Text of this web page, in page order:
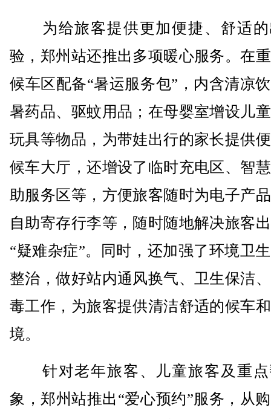
为给旅客提供更加便捷、舒适的
验，郑州站还推出多项暖心服务。在
候车区配备“暑运服务包”，内含清凉
暑药品、驱蚊用品；在母婴室增设儿
玩具等物品，为带娃出行的家长提供
候车大厅，还增设了临时充电区、智
助服务区等，方便旅客随时为电子产
自助寄存行李等，随时随地解决旅客
“疑难杂症”。同时，还加强了环境卫
整治，做好站内通风换气、卫生保洁
毒工作，为旅客提供清洁舒适的候车
境。
针对老年旅客、儿童旅客及重点
象，郑州站推出“爱心预约”服务，从